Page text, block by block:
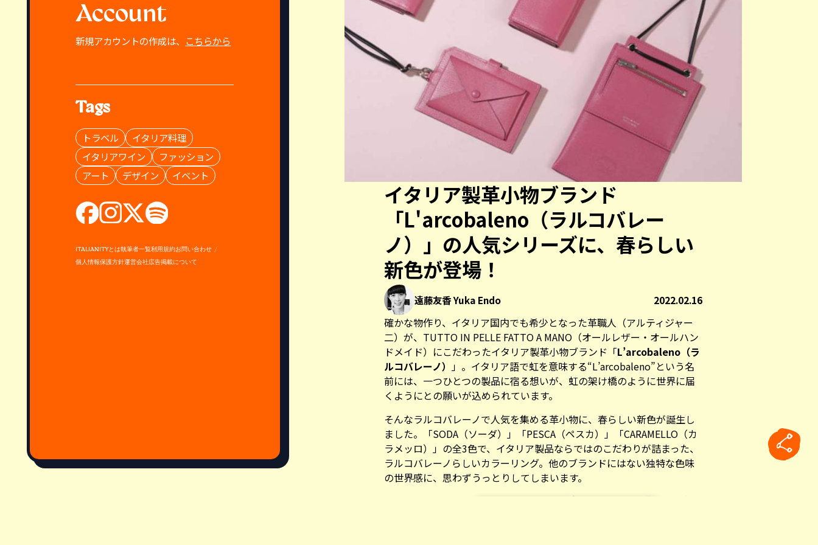
Account
新規アカウントの作成は、 こちらから
Tags
トラベル
イタリア料理
イタリアワイン
ファッション
アート
デザイン イベント
ITALIANITYとは執筆者一覧利用規約お問い合わせ
個人情報保護方針運営会社広告掲載について
イタリア製革小物ブランド
「L'arcobaleno（ラルコバレー
ノ）」の人気シリーズに、春らしい
新色が登場！
遠藤友香 Yuka Endo 2022.02.16
確かな物作り、イタリア国内でも希少となった革職人（アルティジャー
二）が、TUTTO IN PELLE FATTO A MANO（オールレザー・オールハン
ドメイド）にこだわったイタリア製革小物ブランド「L’arcobaleno（ラ
ルコバレーノ）」。イタリア語で虹を意味する“L’arcobaleno”という名
前には、一つひとつの製品に宿る想いが、虹の架け橋のように世界に届
くようにとの願いが込められています。
そんなラルコバレーノで人気を集める革小物に、春らしい新色が誕生し
ました。「SODA（ソーダ）」「PESCA（ペスカ）」「CARAMELLO（カ
ラメッロ）」の全3色で、イタリア製品ならではのこだわりが詰まった、
ラルコバレーノらしいカラーリング。他のブランドにはない独特な色味
の世界感に、思わずうっとりしてしまいます。
明るく澄んだイタリアの空と水を彷彿とさせる「ソーダ」